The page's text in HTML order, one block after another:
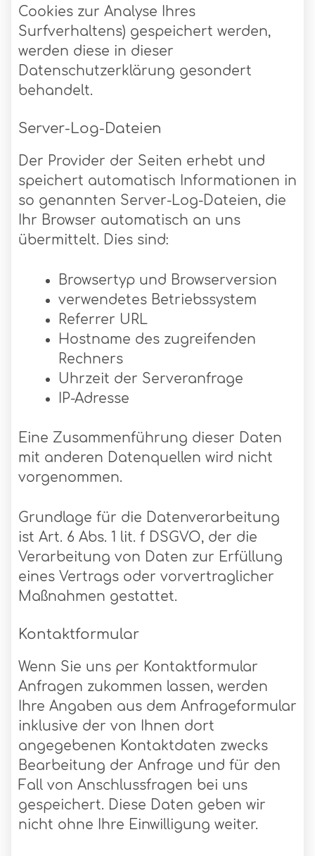
Cookies zur Analyse Ihres
Surfverhaltens) gespeichert werden,
werden diese in dieser
Datenschutzerklärung gesondert
behandelt.
Server-Log-Dateien
Der Provider der Seiten erhebt und
speichert automatisch Informationen in
so genannten Server-Log-Dateien, die
Ihr Browser automatisch an uns
übermittelt. Dies sind:
Browsertyp und Browserversion
verwendetes Betriebssystem
Referrer URL
Hostname des zugreifenden
Rechners
Uhrzeit der Serveranfrage
IP-Adresse
Eine Zusammenführung dieser Daten
mit anderen Datenquellen wird nicht
vorgenommen.
Grundlage für die Datenverarbeitung
ist Art. 6 Abs. 1 lit. f DSGVO, der die
Verarbeitung von Daten zur Erfüllung
eines Vertrags oder vorvertraglicher
Maßnahmen gestattet.
Kontaktformular
Wenn Sie uns per Kontaktformular
Anfragen zukommen lassen, werden
Ihre Angaben aus dem Anfrageformular
inklusive der von Ihnen dort
angegebenen Kontaktdaten zwecks
Bearbeitung der Anfrage und für den
Fall von Anschlussfragen bei uns
gespeichert. Diese Daten geben wir
nicht ohne Ihre Einwilligung weiter.